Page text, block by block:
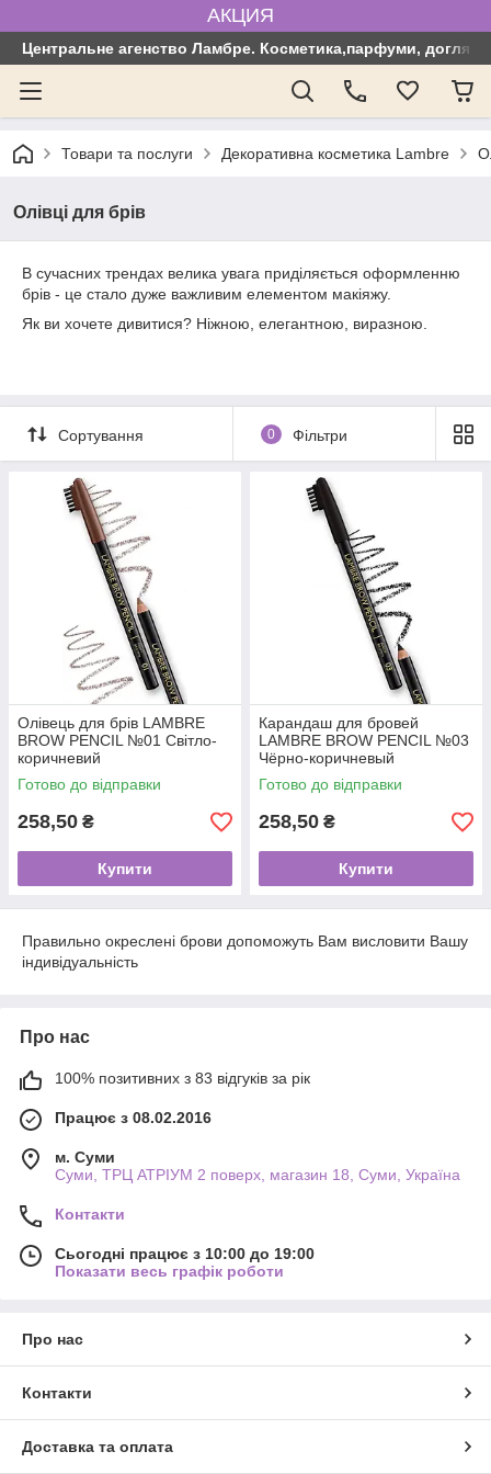
АКЦИЯ
Центральне агенство Ламбре. Косметика,парфуми, догляд
Товари та послуги Декоративна косметика Lambre
Олівці для брів
В сучасних трендах велика увага приділяється оформленню
брів - це стало дуже важливим елементом макіяжу.
Як ви хочете дивитися? Ніжною, елегантною, виразною.
Сортування 0 Фільтри
Олівець для брів LAMBRE
BROW PENCIL №01 Світло-
коричневий
Готово до відправки
258,50 ₴
Купити
Карандаш для бровей
LAMBRE BROW PENCIL №03
Чёрно-коричневый
Готово до відправки
258,50 ₴
Купити
Правильно окреслені брови допоможуть Вам висловити Вашу
індивідуальність
Про нас
100% позитивних з 83 відгуків за рік
Працює з 08.02.2016
м. Суми
Суми, ТРЦ АТРІУМ 2 поверх, магазин 18, Суми, Україна
Контакти
Сьогодні працює з 10:00 до 19:00
Показати весь графік роботи
Про нас
Контакти
Доставка та оплата